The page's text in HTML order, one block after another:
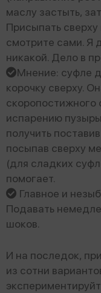
маслу застыть,
Присыпать
смотрите сами. Я
никакой. Дело в
Мнение: суфле
корочку сверху.
скоропостижного
испарению
получить
посыпав сверху
(для сладких
помогает.
Главное и
Подавать
шоков.
И на последок,
из сотни